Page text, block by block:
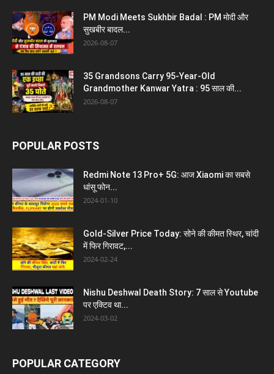
PM Modi Meets Sukhbir Badal : PM मोदी और
सुखबीर बादल...
2026-08-07
35 Grandsons Carry 95-Year-Old
Grandmother Kanwar Yatra : 95 साल की...
2026-08-07
POPULAR POSTS
Redmi Note 13 Pro+ 5G: आज Xiaomi का सबसे
धांसू फोन...
2024-01-10
Gold-Silver Price Today: सोने की कीमत स्थिर, चांदी
में फिर गिरावट,...
2024-02-24
Nishu Deshwal Death Story: 7 साल से Youtube
पर एक्टिव था...
2024-03-02
POPULAR CATEGORY